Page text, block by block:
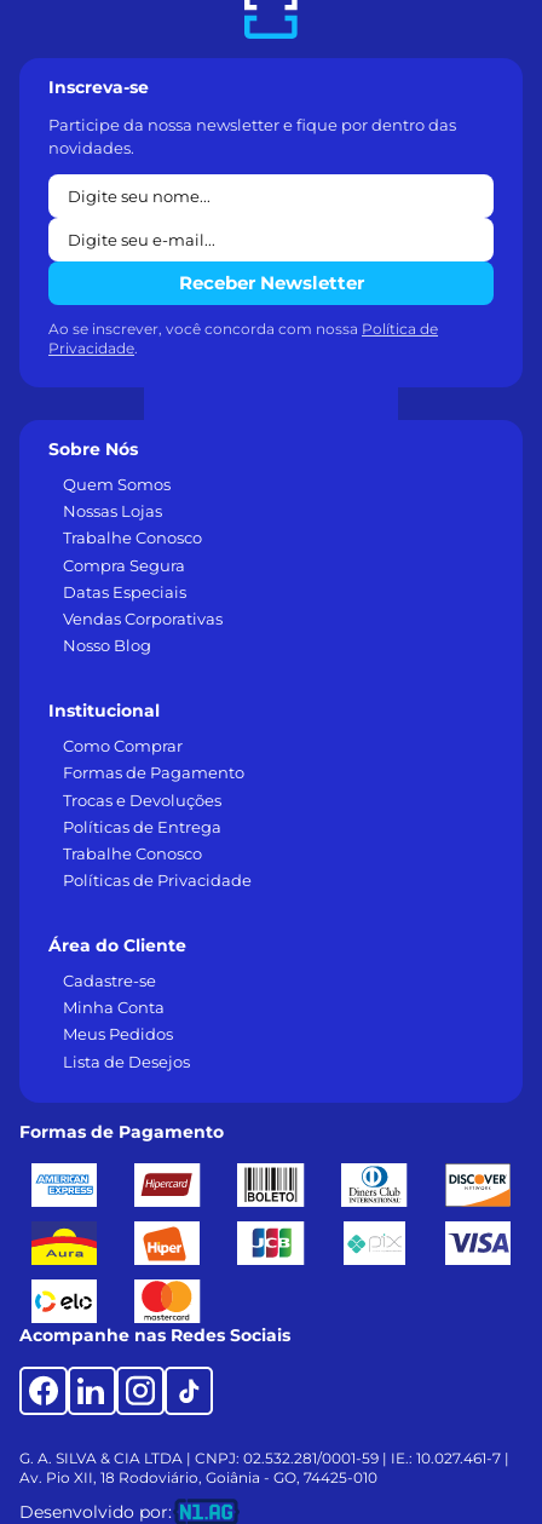
Sobre Nós
Quem Somos
Nossas Lojas
Trabalhe Conosco
Compra Segura
Datas Especiais
Vendas Corporativas
Nosso Blog
Institucional
Como Comprar
Formas de Pagamento
Trocas e Devoluções
Políticas de Entrega
Trabalhe Conosco
Políticas de Privacidade
Área do Cliente
Cadastre-se
Minha Conta
Meus Pedidos
Lista de Desejos
Inscreva-se
Participe da nossa newsletter e fique por dentro das
novidades.
Receber Newsletter
Ao se inscrever, você concorda com nossa Política de
Privacidade.
Formas de Pagamento
Acompanhe nas Redes Sociais
G. A. SILVA & CIA LTDA | CNPJ: 02.532.281/0001-59 | IE.: 10.027.461-7 |
Av. Pio XII, 18 Rodoviário, Goiânia - GO, 74425-010
Desenvolvido por: